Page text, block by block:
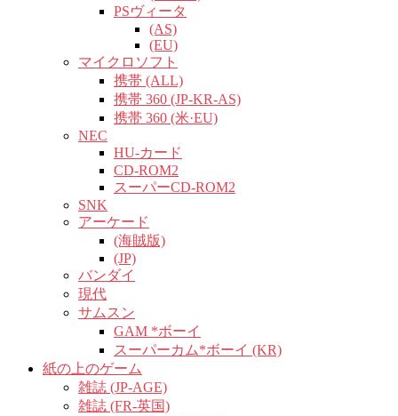
PSヴィータ
(AS)
(EU)
マイクロソフト
携帯 (ALL)
携帯 360 (JP-KR-AS)
携帯 360 (米·EU)
NEC
HU-カード
CD-ROM2
スーパーCD-ROM2
SNK
アーケード
(海賊版)
(JP)
バンダイ
現代
サムスン
GAM *ボーイ
スーパーカム*ボーイ (KR)
紙の上のゲーム
雑誌 (JP-AGE)
雑誌 (FR-英国)